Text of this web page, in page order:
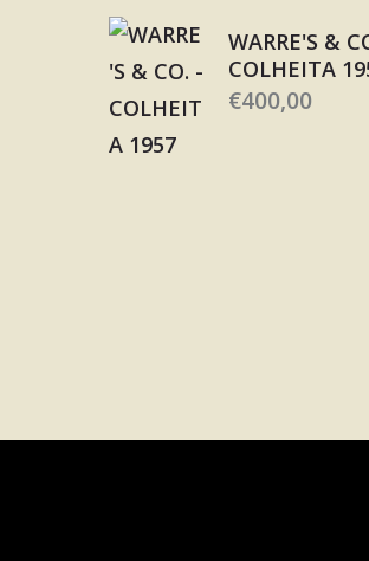
WARRE'S &
COLHEITA
€400,00